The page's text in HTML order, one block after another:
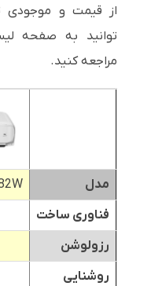
از قیمت و موجودی
توانید به صفحه
مراجعه کنید.
مدل
فناوری ساخت
رزولوشن
روشنایی